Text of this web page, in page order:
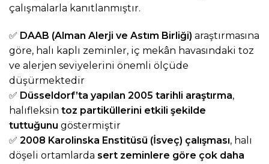
çalışmalarla kanıtlanmıştır.
✅ DAAB (Alman Alerji ve Astım Birliği) araştırmasına
göre, halı kaplı zeminler, iç mekân havasındaki toz
ve alerjen seviyelerini önemli ölçüde
düşürmektedir
✅ Düsseldorf’ta yapılan 2005 tarihli araştırma,
halıfleksin toz partiküllerini etkili şekilde
tuttuğunu göstermiştir
✅ 2008 Karolinska Enstitüsü (İsveç) çalışması, halı
döşeli ortamlarda sert zeminlere göre çok daha